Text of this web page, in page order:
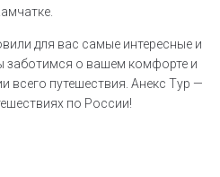
для вас самые интересные и
о вашем комфорте и
всего путешествия. Анекс Тур —
по России!